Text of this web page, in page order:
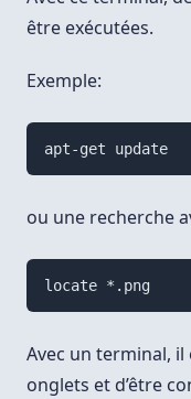
être exécutées.
Exemple:
apt-get update
ou une recherche
locate *.png
Avec un terminal, il
onglets et d’être